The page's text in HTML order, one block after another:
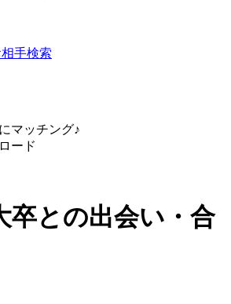
手検索
マッチング♪
ード
卒との出会い・合